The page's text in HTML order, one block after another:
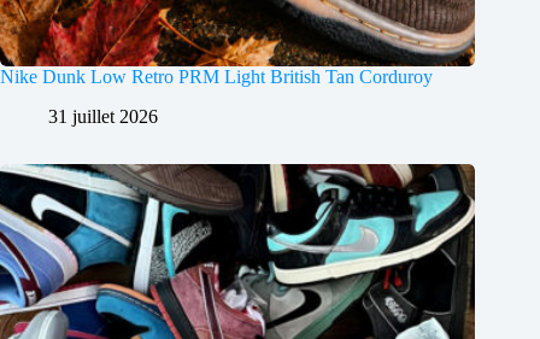
Nike Dunk Low Retro PRM Light British Tan Corduroy
31 juillet 2026